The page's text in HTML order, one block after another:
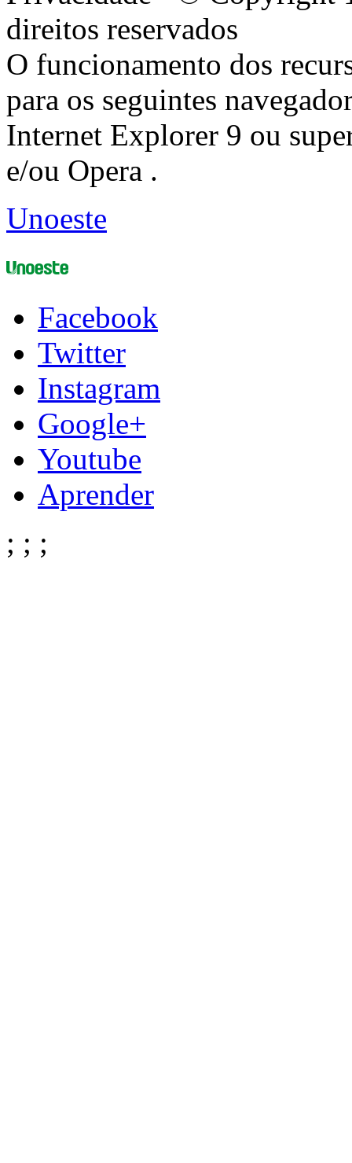
direitos reservados
O funcionamento dos
para os seguintes
Internet Explorer 9 ou
e/ou Opera .
Unoeste
Facebook
Twitter
Instagram
Google+
Youtube
Aprender
; ; ;